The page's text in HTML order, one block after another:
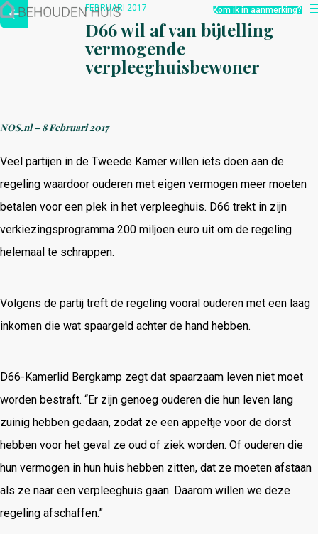
Hoe werkt het?
Over ons
Nieuwsbrief
Kom ik in aanmerking?
FEBRUARI 2017
D66 wil af van bijtelling
vermogende
verpleeghuisbewoner
NOS.nl – 8 Februari 2017
Veel partijen in de Tweede Kamer willen iets doen aan de
regeling waardoor ouderen met eigen vermogen meer moeten
betalen voor een plek in het verpleeghuis. D66 trekt in zijn
verkiezingsprogramma 200 miljoen euro uit om de regeling
helemaal te schrappen.
Volgens de partij treft de regeling vooral ouderen met een laag
inkomen die wat spaargeld achter de hand hebben.
D66-Kamerlid Bergkamp zegt dat spaarzaam leven niet moet
worden bestraft. “Er zijn genoeg ouderen die hun leven lang
zuinig hebben gedaan, zodat ze een appeltje voor de dorst
hebben voor het geval ze oud of ziek worden. Of ouderen die
hun vermogen in hun huis hebben zitten, dat ze moeten afstaan
als ze naar een verpleeghuis gaan. Daarom willen we deze
regeling afschaffen.”